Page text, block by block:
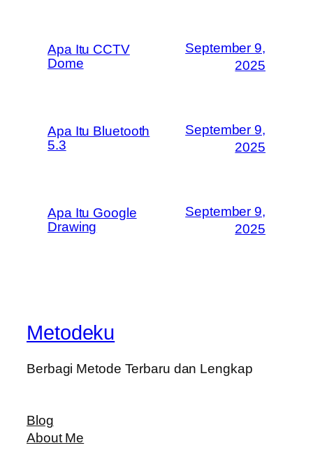
Apa Itu CCTV
Dome
September 9,
2025
Apa Itu Bluetooth
5.3
September 9,
2025
Apa Itu Google
Drawing
September 9,
2025
Metodeku
Berbagi Metode Terbaru dan Lengkap
Blog
About Me